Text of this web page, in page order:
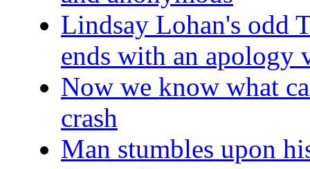
Lindsay Lohan's odd
ends with an apology
Now we know what
crash
Man stumbles upon